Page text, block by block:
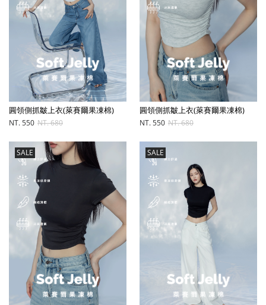
圓領側抓皺上衣(萊賽爾果凍棉)
NT. 550 NT. 680
圓領側抓皺上衣(萊賽爾果凍棉)
NT. 550 NT. 680
SALE SALE